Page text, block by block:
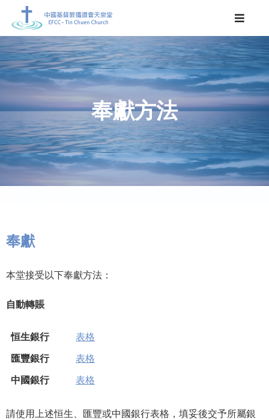
奉獻方法
奉獻
本堂接受以下奉獻方法：
自動轉賬
恒生銀行 表格
匯豐銀行 表格
中國銀行 表格
請使用上述恒生、匯豐或中國銀行表格，填妥後交予所屬銀